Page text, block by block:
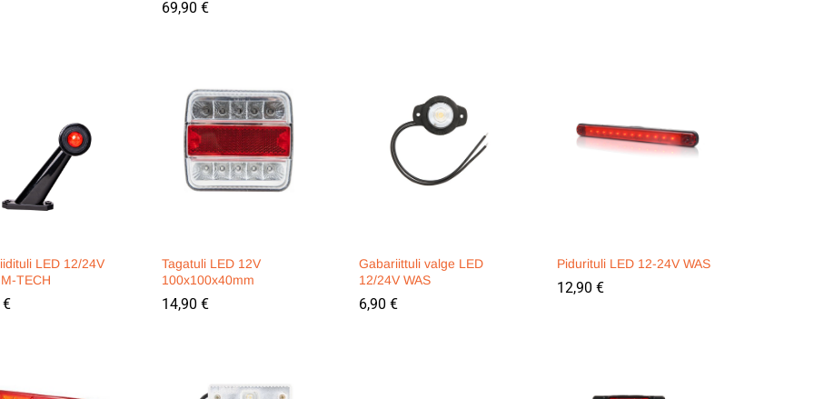
69,90 €
69,90 €
LED 12/24V
TECH
€
€
Tagatuli LED 12V
100x100x40mm
14,90 €
14,90 €
Gabariittuli valge LED
12/24V WAS
6,90 €
6,90 €
Pidurituli LED 12-24V WAS
12,90 €
12,90 €